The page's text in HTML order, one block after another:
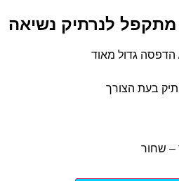
מתקפל לנרתיק נשיאה
גדול מאוד
תיק בעת הצורך
– שחור